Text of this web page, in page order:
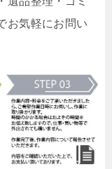
お気軽にお問い